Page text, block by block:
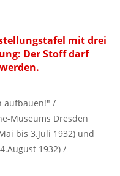
mit drei
Der Stoff darf
aufbauen!" /
Museums Dresden
bis 3.Juli 1932) und
1932) /